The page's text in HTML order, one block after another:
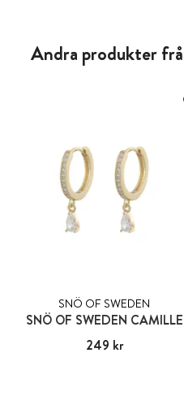
Andra produkter
SNÖ OF SWEDEN
SNÖ OF SWEDEN CAMILLE
Pris:249 kr
249 kr